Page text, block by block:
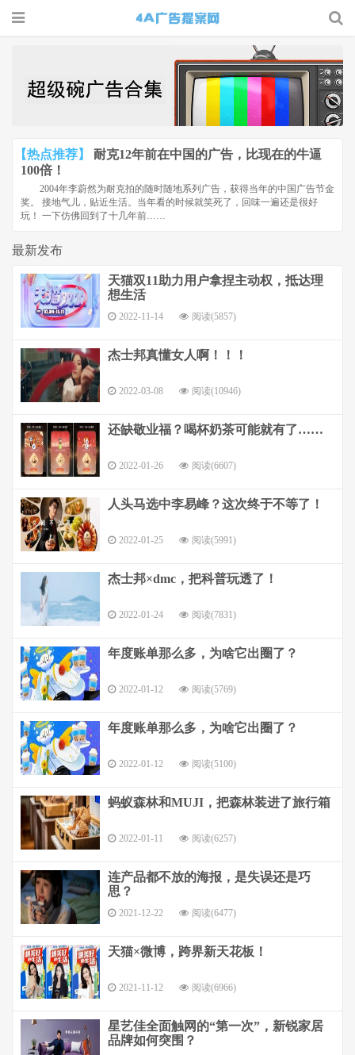
提案网 |
广告小报
| 广告圈
那点事
【热点推荐】
耐克12年前在中国的广告，比现在的牛逼
100倍！
2004年李蔚然为耐克拍的随时随地系列广告，获得当年的中国广告节金
奖。 接地气儿，贴近生活。当年看的时候就笑死了，回味一遍还是很好
玩！ 一下仿佛回到了十几年前……
最新发布
天猫双11助力用户拿捏主动权，抵达理
想生活
2022-11-14 阅读(5857)
杰士邦真懂女人啊！！！
2022-03-08 阅读(10946)
还缺敬业福？喝杯奶茶可能就有了……
2022-01-26 阅读(6607)
人头马选中李易峰？这次终于不等了！
2022-01-25 阅读(5991)
杰士邦×dmc，把科普玩透了！
2022-01-24 阅读(7831)
年度账单那么多，为啥它出圈了？
2022-01-12 阅读(5769)
年度账单那么多，为啥它出圈了？
2022-01-12 阅读(5100)
蚂蚁森林和MUJI，把森林装进了旅行箱
2022-01-11 阅读(6257)
连产品都不放的海报，是失误还是巧
思？
2021-12-22 阅读(6477)
天猫×微博，跨界新天花板！
2021-11-12 阅读(6966)
星艺佳全面触网的“第一次”，新锐家居
品牌如何突围？